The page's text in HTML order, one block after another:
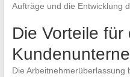
Aufträge und die Entwicklung
Die Vorteile für
Die Arbeitnehmerüberlassung